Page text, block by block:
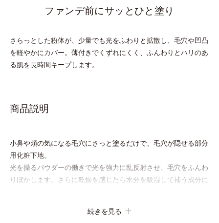
ファンデ前にサッとひと塗り
さらっとした粉体が、少量でも光をふわりと拡散し、毛穴や凹凸
を軽やかにカバー。薄付きでくずれにくく、ふんわりとハリのあ
る肌を長時間キープします。
商品説明
小鼻や頬の気になる毛穴にさっと塗るだけで、毛穴が隠せる部分
用化粧下地。
光を操るパウダーの働きで光を強力に乱反射させ、毛穴をふんわ
りぼかします。さらに乾燥を感じたら水分を吸湿して補う成分に
続きを見る